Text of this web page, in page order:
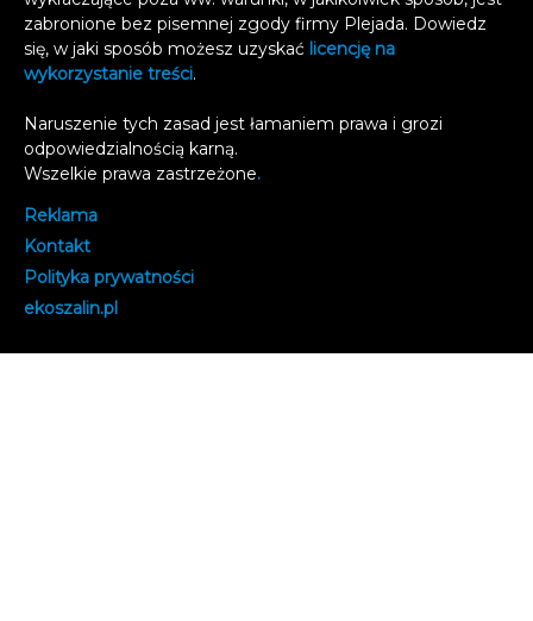
zabronione bez pisemnej zgody firmy Plejada. Dowiedz
się, w jaki sposób możesz uzyskać licencję na
wykorzystanie treści.
Naruszenie tych zasad jest łamaniem prawa i grozi
odpowiedzialnością karną.
Wszelkie prawa zastrzeżone.
Reklama
Kontakt
Polityka prywatności
ekoszalin.pl